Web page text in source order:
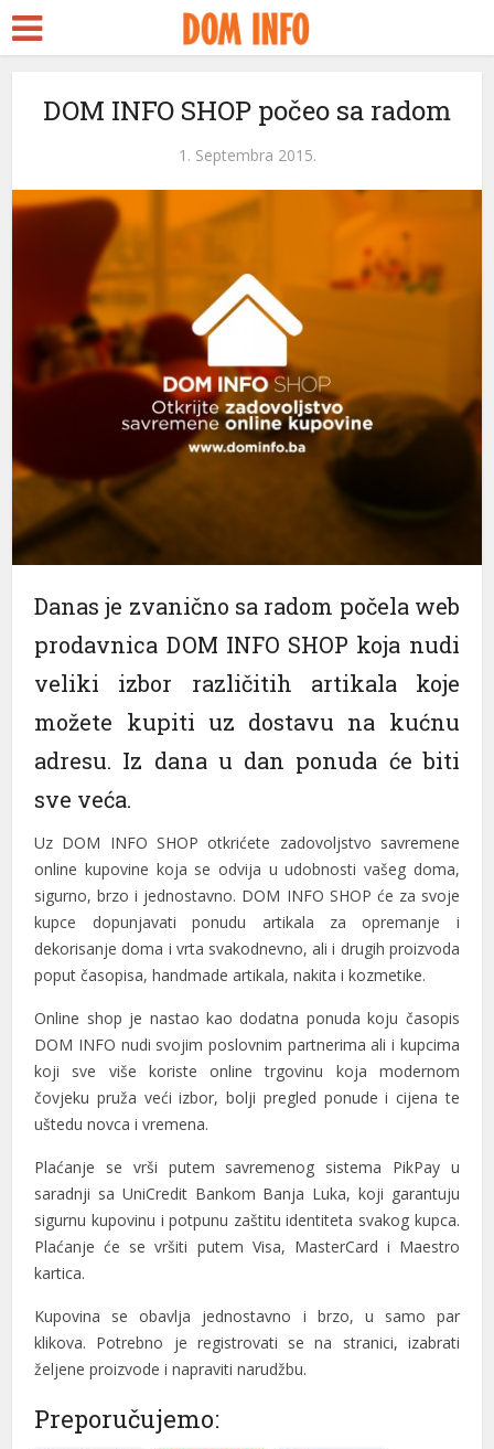
DOM INFO SHOP počeo sa radom
1. Septembra 2015.
Danas je zvanično sa radom počela web
prodavnica DOM INFO SHOP koja nudi
veliki izbor različitih artikala koje
možete kupiti uz dostavu na kućnu
adresu. Iz dana u dan ponuda će biti
sve veća.
Uz DOM INFO SHOP otkrićete zadovoljstvo savremene
online kupovine koja se odvija u udobnosti vašeg doma,
sigurno, brzo i jednostavno. DOM INFO SHOP će za svoje
kupce dopunjavati ponudu artikala za opremanje i
dekorisanje doma i vrta svakodnevno, ali i drugih proizvoda
poput časopisa, handmade artikala, nakita i kozmetike.
Online shop je nastao kao dodatna ponuda koju časopis
DOM INFO nudi svojim poslovnim partnerima ali i kupcima
koji sve više koriste online trgovinu koja modernom
čovjeku pruža veći izbor, bolji pregled ponude i cijena te
uštedu novca i vremena.
Plaćanje se vrši putem savremenog sistema PikPay u
saradnji sa UniCredit Bankom Banja Luka, koji garantuju
sigurnu kupovinu i potpunu zaštitu identiteta svakog kupca.
Plaćanje će se vršiti putem Visa, MasterCard i Maestro
kartica.
Kupovina se obavlja jednostavno i brzo, u samo par
klikova. Potrebno je registrovati se na stranici, izabrati
željene proizvode i napraviti narudžbu.
Preporučujemo: